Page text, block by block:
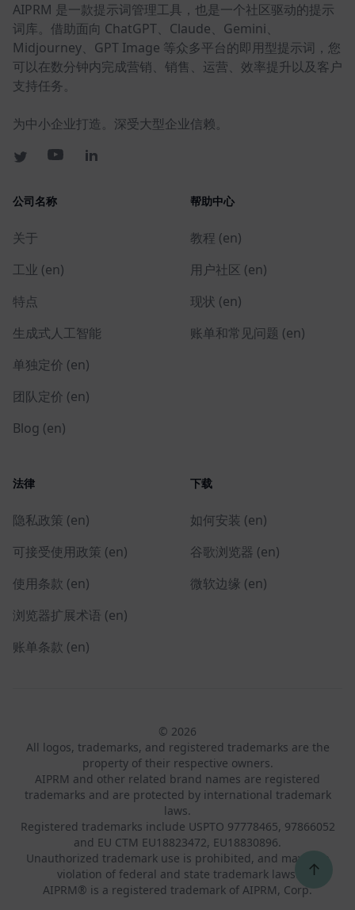
AIPRM 是一款提示词管理工具，也是一个社区驱动的提示
词库。借助面向 ChatGPT、Claude、Gemini、
Midjourney、GPT Image 等众多平台的即用型提示词，您
可以在数分钟内完成营销、销售、运营、效率提升以及客户
支持任务。
为中小企业打造。深受大型企业信赖。
公司名称
关于
工业 (en)
特点
生成式人工智能
单独定价 (en)
团队定价 (en)
Blog (en)
帮助中心
教程 (en)
用户社区 (en)
现状 (en)
账单和常见问题 (en)
法律
隐私政策 (en)
可接受使用政策 (en)
使用条款 (en)
浏览器扩展术语 (en)
账单条款 (en)
下载
如何安装 (en)
谷歌浏览器 (en)
微软边缘 (en)
© 2026
All logos, trademarks, and registered trademarks are the
property of their respective owners.
AIPRM and other related brand names are registered
trademarks and are protected by international trademark
laws.
Registered trademarks include USPTO 97778465, 97866052
and EU CTM EU18823472, EU18830896.
Unauthorized trademark use is prohibited, and may be a
violation of federal and state trademark laws.
AIPRM® is a registered trademark of AIPRM, Corp.
↑